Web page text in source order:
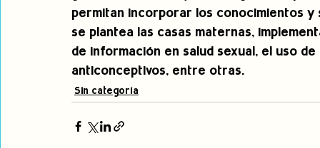
permitan incorporar los conocimientos
se plantea las casas maternas,
de información en salud sexual, el uso
anticonceptivos, entre otras.
Sin categoría